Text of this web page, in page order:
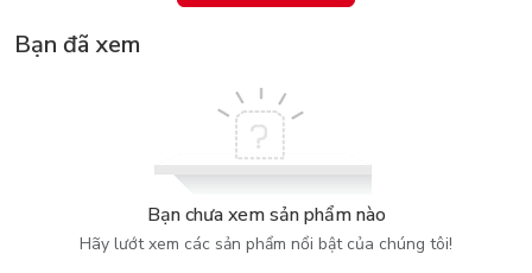
- End Force: 53 ± 5gf
- Pre-Travel: 1.9 ± 0.3mm
- Tactile Force: N/A
THÔNG SỐ CHI TIẾT CỦA AKKO CS SWITCH – POM
Bạn đã xem
Bạn chưa xem sản phẩm nào
Hãy lướt xem các sản phẩm nổi bật của chúng tôi!